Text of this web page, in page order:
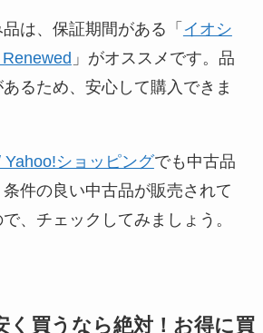
は、保証期間がある「 イオシ
」がオススメです。品
るため、安心して購入できま
Yahoo!ショッピングでも中古品
件の良い中古品が販売されて
、チェックしてみましょう。
く買うなら絶対！お得に買